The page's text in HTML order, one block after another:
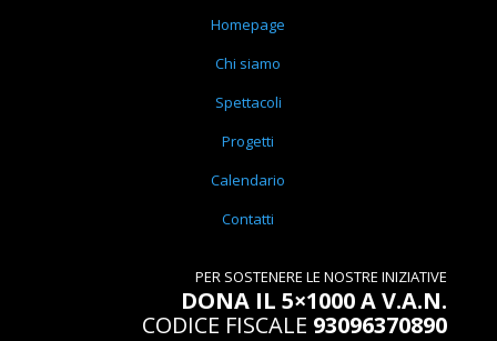
Homepage
Chi siamo
Spettacoli
Progetti
Calendario
Contatti
PER SOSTENERE LE NOSTRE INIZIATIVE
DONA IL 5×1000 A V.A.N.
CODICE FISCALE 93096370890